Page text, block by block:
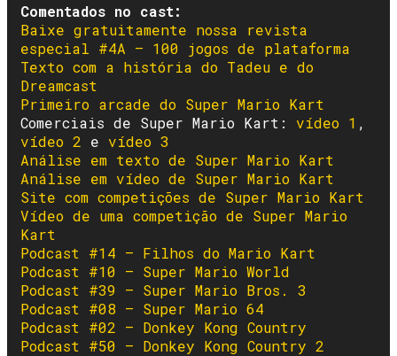
Comentados no cast:
Baixe gratuitamente nossa revista
especial #4A – 100 jogos de plataforma
Texto com a história do Tadeu e do
Dreamcast
Primeiro arcade do Super Mario Kart
Comerciais de Super Mario Kart: vídeo 1 ,
vídeo 2 e vídeo 3
Análise em texto de Super Mario Kart
Análise em vídeo de Super Mario Kart
Site com competições de Super Mario Kart
Vídeo de uma competição de Super Mario
Kart
Podcast #14 – Filhos do Mario Kart
Podcast #10 – Super Mario World
Podcast #39 – Super Mario Bros. 3
Podcast #08 – Super Mario 64
Podcast #02 – Donkey Kong Country
Podcast #50 – Donkey Kong Country 2